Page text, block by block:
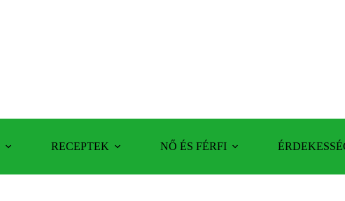
RECEPTEK NŐ ÉS FÉRFI